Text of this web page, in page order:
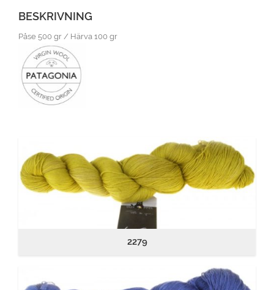
BESKRIVNING
Påse 500 gr / Härva 100 gr
2279